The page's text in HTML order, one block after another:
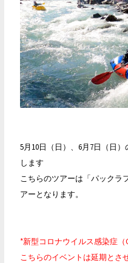
テ
ィ
ア
パ
ッ
ク
ラ
入
荷
し
ま
5月10日（日）、6月7日（日
します
こちらのツアーは「パックラ
アーとなります。
*新型コロナウイルス感染症（
こちらのイベントは延期とさ